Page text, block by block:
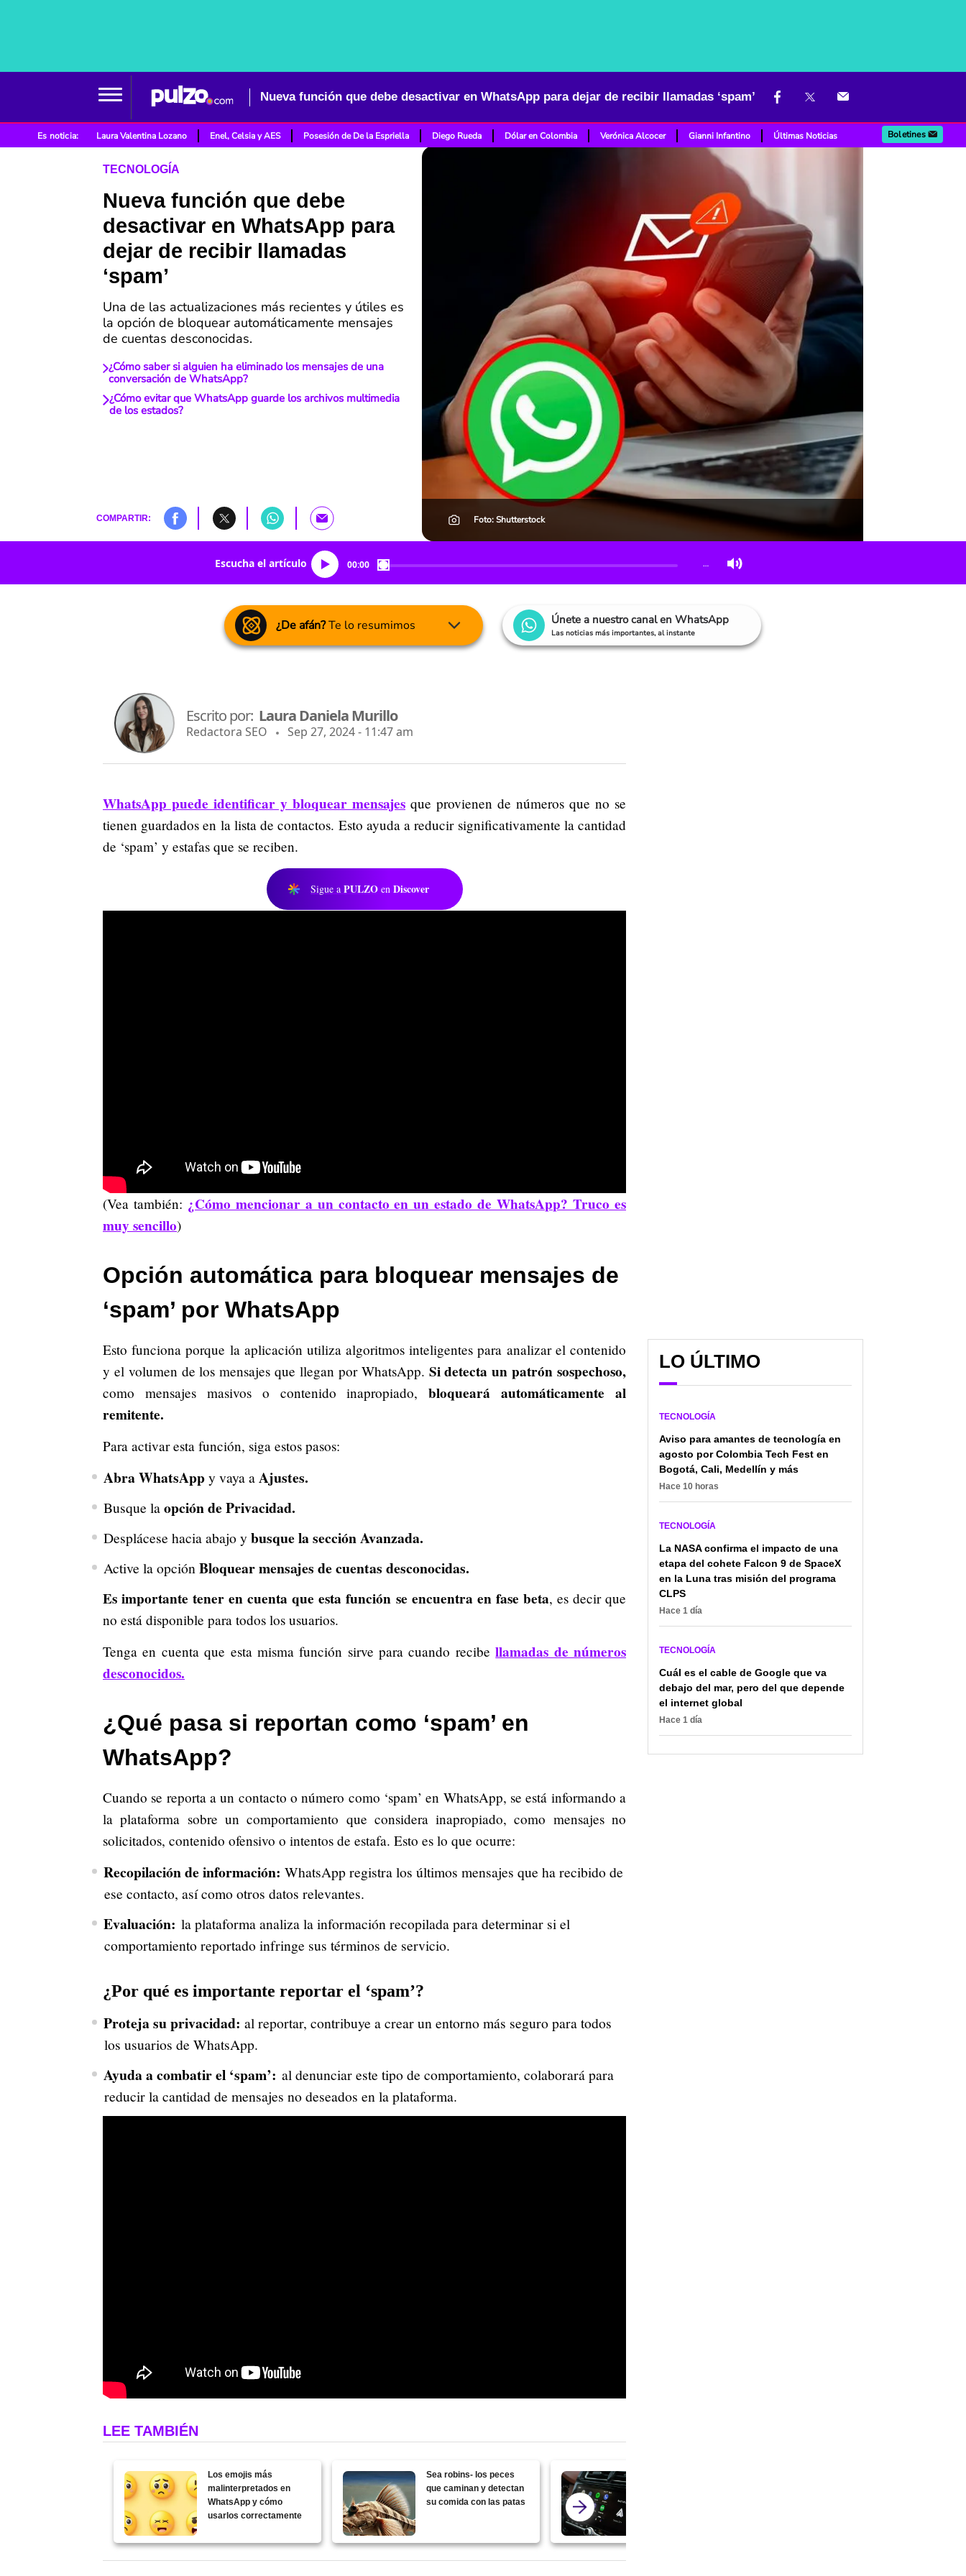
Nueva función que debe desactivar en WhatsApp para dejar de recibir llamadas ‘spam’
Es noticia: Laura Valentina Lozano Enel, Celsia y AES Posesión de De la Espriella Diego Rueda Dólar en Colombia Verónica Alcocer Gianni Infantino Últimas Noticias Boletines
TECNOLOGÍA
Nueva función que debe
desactivar en WhatsApp para
dejar de recibir llamadas
‘spam’
Una de las actualizaciones más recientes y útiles es
la opción de bloquear automáticamente mensajes
de cuentas desconocidas.
¿Cómo saber si alguien ha eliminado los mensajes de una
conversación de WhatsApp?
¿Cómo evitar que WhatsApp guarde los archivos multimedia
de los estados?
COMPARTIR: Foto: Shutterstock
Escucha el artículo 00:00 …
¿De afán?Te lo resumimos Únete a nuestro canal en WhatsApp
Las noticias más importantes, al instante
Escrito por: Laura Daniela Murillo
Redactora SEO Sep 27, 2024 - 11:47 am
WhatsApp puede identificar y bloquear mensajes que provienen de números que no se
tienen guardados en la lista de contactos. Esto ayuda a reducir significativamente la cantidad
de ‘spam’ y estafas que se reciben.
Sigue a PULZO en Discover
(Vea también: ¿Cómo mencionar a un contacto en un estado de WhatsApp? Truco es
muy sencillo)
Opción automática para bloquear mensajes de
‘spam’ por WhatsApp
Esto funciona porque la aplicación utiliza algoritmos inteligentes para analizar el contenido
y el volumen de los mensajes que llegan por WhatsApp. Si detecta un patrón sospechoso,
como mensajes masivos o contenido inapropiado,
bloqueará automáticamente al
remitente.
Para activar esta función, siga estos pasos:
Abra WhatsAppy vaya aAjustes.
Busque laopción de Privacidad.
Desplácese hacia abajo ybusque la sección Avanzada.
Active la opciónBloquear mensajes de cuentas desconocidas.
Es importante tener en cuenta que esta función se encuentra en fase beta, es decir que
no está disponible para todos los usuarios.
Tenga en cuenta que esta misma función sirve para cuando recibellamadas de números
desconocidos.
¿Qué pasa si reportan como ‘spam’ en
WhatsApp?
Cuando se reporta a un contacto o número como ‘spam’ en WhatsApp, se está informando a
la plataforma sobre un comportamiento que considera inapropiado, como mensajes no
solicitados, contenido ofensivo o intentos de estafa. Esto es lo que ocurre:
Recopilación de información: WhatsApp registra los últimos mensajes que ha recibido de
ese contacto, así como otros datos relevantes.
Evaluación: la plataforma analiza la información recopilada para determinar si el
comportamiento reportado infringe sus términos de servicio.
¿Por qué es importante reportar el ‘spam’?
Proteja su privacidad: al reportar, contribuye a crear un entorno más seguro para todos
los usuarios de WhatsApp.
Ayuda a combatir el ‘spam’: al denunciar este tipo de comportamiento, colaborará para
reducir la cantidad de mensajes no deseados en la plataforma.
LEE TAMBIÉN
Los emojis más
malinterpretados en
WhatsApp y cómo
usarlos correctamente
Sea robins- los peces
que caminan y detectan
su comida con las patas
LO ÚLTIMO
TECNOLOGÍA
Aviso para amantes de tecnología en
agosto por Colombia Tech Fest en
Bogotá, Cali, Medellín y más
Hace 10 horas
TECNOLOGÍA
La NASA confirma el impacto de una
etapa del cohete Falcon 9 de SpaceX
en la Luna tras misión del programa
CLPS
Hace 1 día
TECNOLOGÍA
Cuál es el cable de Google que va
debajo del mar, pero del que depende
el internet global
Hace 1 día